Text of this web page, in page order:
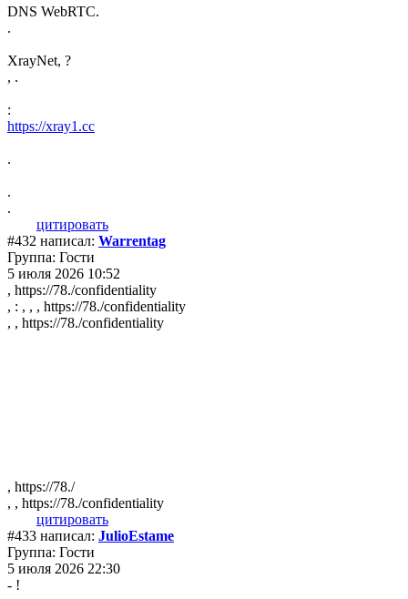
DNS WebRTC.
.
XrayNet, ?
, .
:
https://xray1.cc
.
.
.
цитировать
#432 написал: Warrentag
Группа: Гости
5 июля 2026 10:52
, https://78./confidentiality
, : , , , https://78./confidentiality
, , https://78./confidentiality
, https://78./
, , https://78./confidentiality
цитировать
#433 написал: JulioEstame
Группа: Гости
5 июля 2026 22:30
- !